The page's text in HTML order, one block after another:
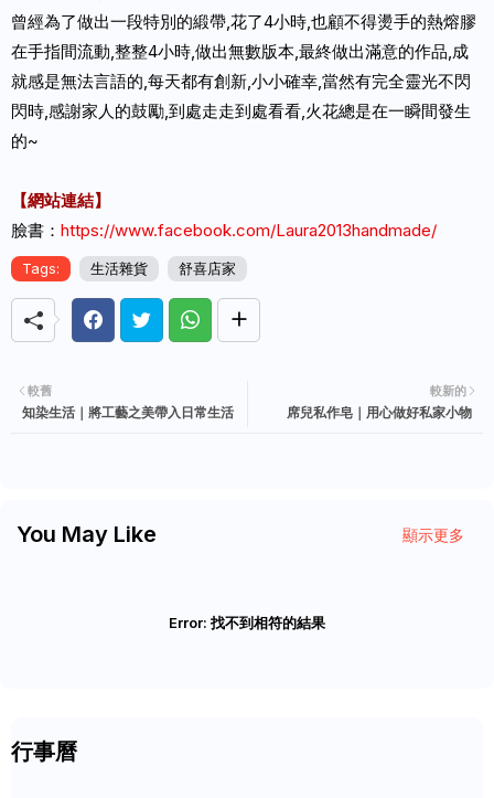
曾經為了做出一段特別的緞帶,花了4小時,也顧不得燙手的熱熔膠
在手指間流動,整整4小時,做出無數版本,最終做出滿意的作品,成
就感是無法言語的,每天都有創新,小小確幸,當然有完全靈光不閃
閃時,感謝家人的鼓勵,到處走走到處看看,火花總是在一瞬間發生
的~
【網站連結】
臉書： https://www.facebook.com/Laura2013handmade/
Tags: 生活雜貨 舒喜店家
較新的
席兒私作皂｜用心做好私家小物
較舊
知染生活｜將工藝之美帶入日常生活
You May Like 顯示更多
Error: 找不到相符的結果
行事曆